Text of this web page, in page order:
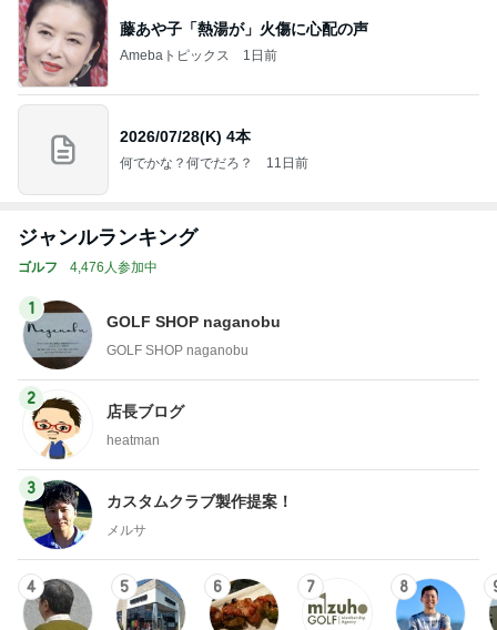
藤あや子「熱湯が」火傷に心配の声
Amebaトピックス 1日前
2026/07/28(K) 4本
何でかな？何でだろ？ 11日前
ジャンルランキング
ゴルフ 4,476人参加中
1
GOLF SHOP naganobu
GOLF SHOP naganobu
2
店長ブログ
heatman
3
カスタムクラブ製作提案！
メルサ
4 5 6 7 8